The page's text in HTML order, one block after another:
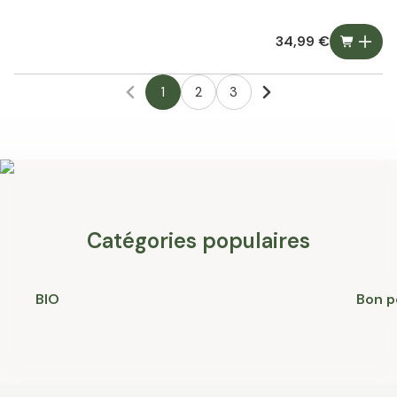
34,99 €
1 2 3
Catégories populaires
BIO Bon